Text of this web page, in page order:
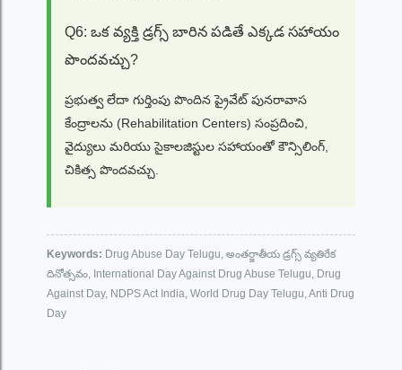
Q6: ఒక వ్యక్తి డ్రగ్స్ బారిన పడితే ఎక్కడ సహాయం
పొందవచ్చు?
ప్రభుత్వ లేదా గుర్తింపు పొందిన ప్రైవేట్ పునరావాస
కేంద్రాలను (Rehabilitation Centers) సంప్రదించి,
వైద్యులు మరియు సైకాలజిస్టుల సహాయంతో కౌన్సిలింగ్,
చికిత్స పొందవచ్చు.
Keywords: Drug Abuse Day Telugu, అంతర్జాతీయ డ్రగ్స్ వ్యతిరేక
దినోత్సవం, International Day Against Drug Abuse Telugu, Drug
Against Day, NDPS Act India, World Drug Day Telugu, Anti Drug
Day